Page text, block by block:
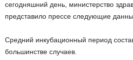
сегодняшний день, министерство
представило прессе следующие
Средний инкубационный период
большинстве случаев.